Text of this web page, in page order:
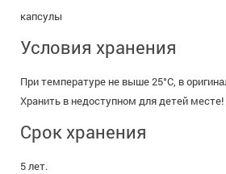
капсулы
Условия хранения
При температуре не выше 25°C, в
Хранить в недоступном для детей месте!
Срок хранения
5 лет.